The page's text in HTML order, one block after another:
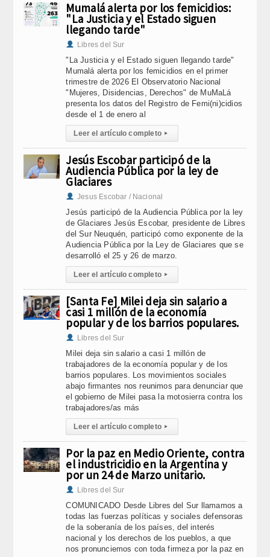
Mumalá alerta por los femicidios:
"La Justicia y el Estado siguen
llegando tarde"
Libres del Sur
"La Justicia y el Estado siguen llegando tarde"
Mumalá alerta por los femicidios en el primer
trimestre de 2026 El Observatorio Nacional
"Mujeres, Disidencias, Derechos" de MuMaLá
presenta los datos del Registro de Femi(ni)cidios
desde el 1 de enero al
Leer el artículo completo ▸
Jesús Escobar participó de la
Audiencia Pública por la ley de
Glaciares
Jesus Escobar / Nacional
Jesús participó de la Audiencia Pública por la ley
de Glaciares Jesús Escobar, presidente de Libres
del Sur Neuquén, participó como exponente de la
Audiencia Pública por la Ley de Glaciares que se
desarrolló el 25 y 26 de marzo.
Leer el artículo completo ▸
[Santa Fe] Milei deja sin salario a
casi 1 millón de la economía
popular y de los barrios populares.
Libres del Sur
Milei deja sin salario a casi 1 millón de
trabajadores de la economía popular y de los
barrios populares. Los movimientos sociales
abajo firmantes nos reunimos para denunciar que
el gobierno de Milei pasa la motosierra contra los
trabajadores/as más
Leer el artículo completo ▸
Por la paz en Medio Oriente, contra
el industricidio en la Argentina y
por un 24 de Marzo unitario.
Libres del Sur
COMUNICADO Desde Libres del Sur llamamos a
todas las fuerzas políticas y sociales defensoras
de la soberanía de los países, del interés
nacional y los derechos de los pueblos, a que
nos pronunciemos con toda firmeza por la paz en